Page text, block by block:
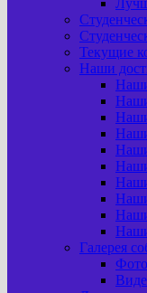
Текущие
Наши
Галерея